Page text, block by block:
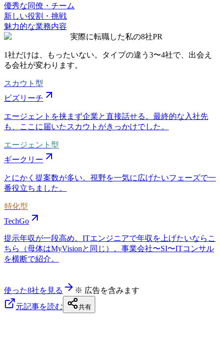
優秀な同僚・チーム
新しい役割・挑戦
魅力的な業務内容
実際に転職した私の8社PR
1社だけは、もったいない。タイプの違う 3〜4社で、出会え
る会社が変わります。
スカウト型
ビズリーチ
エージェントを挟まず企業と直接話せる。最終的な入社先
も、ここに届いたスカウトがきっかけでした。
エージェント型
ギークリー
とにかく提案数が多い。視野を一気に広げたいフェーズで一
番役立ちました。
特化型
TechGo
提示年収が一段高め。ITエンジニアで年収を上げたいならこ
ちら（母体はMyVisionと同じ）。事業会社〜SI〜ITコンサル
を横断で紹介。
使った8社を見る
※ 広告を含みます
元記事を読む
共有